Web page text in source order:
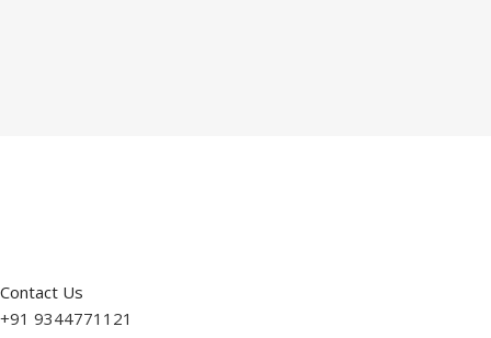
Contact Us
+91 9344771121